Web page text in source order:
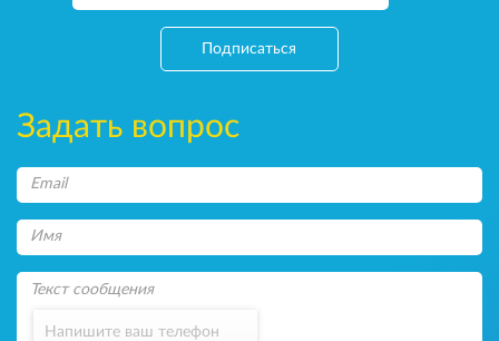
Подписаться
Задать вопрос
Напишите ваш телефон